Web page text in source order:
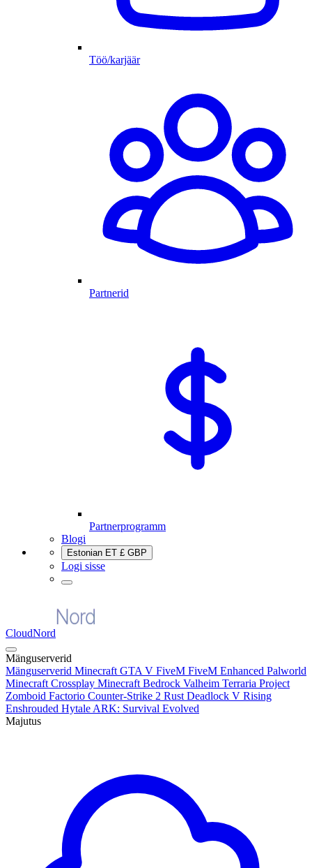
Töö/karjäär
Partnerid
Partnerprogramm
Blogi
Estonian ET £ GBP
Logi sisse
CloudNord
Mänguserverid
Mänguserverid Minecraft GTA V FiveM FiveM Enhanced Palworld
Minecraft Crossplay Minecraft Bedrock Valheim Terraria Project
Zomboid Factorio Counter-Strike 2 Rust Deadlock V Rising
Enshrouded Hytale ARK: Survival Evolved
Majutus